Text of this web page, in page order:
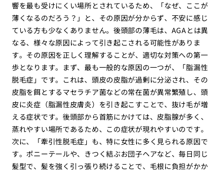
響を最も受けにくい場所とされているため、「なぜ、ここが
薄くなるのだろう？」と、その原因が分からず、不安に感じ
ている方も少なくありません。後頭部の薄毛は、AGAとは異
なる、様々な原因によって引き起こされる可能性がありま
す。その原因を正しく理解することが、適切な対策への第一
歩となります。まず、最も一般的な原因の一つが、「脂漏性
脱毛症」です。これは、頭皮の皮脂が過剰に分泌され、その
皮脂を餌とするマセラチア菌などの常在菌が異常繁殖し、頭
皮に炎症（脂漏性皮膚炎）を引き起こすことで、抜け毛が増
える症状です。後頭部から首筋にかけては、皮脂腺が多く、
蒸れやすい場所であるため、この症状が現れやすいのです。
次に、「牽引性脱毛症」も、特に女性に多く見られる原因で
す。ポニーテールや、きつく結ぶお団子ヘアなど、毎日同じ
髪型で、髪を強く引っ張り続けることで、毛根に負担がかか